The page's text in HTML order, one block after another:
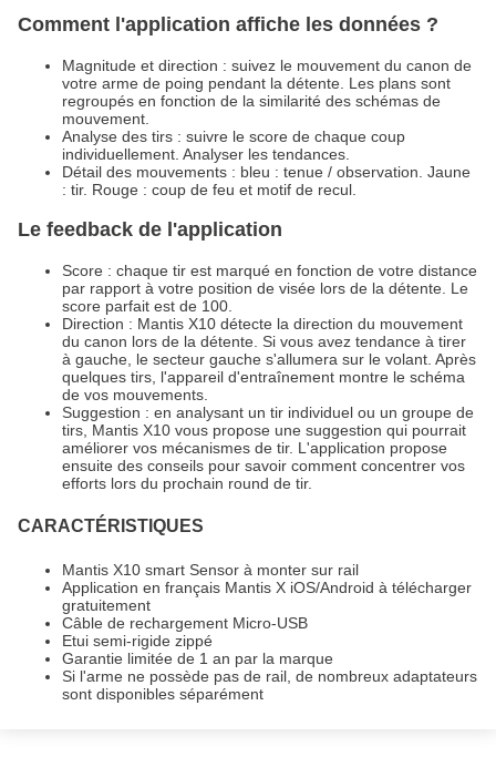
Comment l'application affiche les données ?
Magnitude et direction : suivez le mouvement du canon de
votre arme de poing pendant la détente. Les plans sont
regroupés en fonction de la similarité des schémas de
mouvement.
Analyse des tirs : suivre le score de chaque coup
individuellement. Analyser les tendances.
Détail des mouvements : bleu : tenue / observation. Jaune
: tir. Rouge : coup de feu et motif de recul.
Le feedback de l'application
Score : chaque tir est marqué en fonction de votre distance
par rapport à votre position de visée lors de la détente. Le
score parfait est de 100.
Direction : Mantis X10 détecte la direction du mouvement
du canon lors de la détente. Si vous avez tendance à tirer
à gauche, le secteur gauche s'allumera sur le volant. Après
quelques tirs, l'appareil d'entraînement montre le schéma
de vos mouvements.
Suggestion : en analysant un tir individuel ou un groupe de
tirs, Mantis X10 vous propose une suggestion qui pourrait
améliorer vos mécanismes de tir. L'application propose
ensuite des conseils pour savoir comment concentrer vos
efforts lors du prochain round de tir.
CARACTÉRISTIQUES
Mantis X10 smart Sensor à monter sur rail
Application en français Mantis X iOS/Android à télécharger
gratuitement
Câble de rechargement Micro-USB
Etui semi-rigide zippé
Garantie limitée de 1 an par la marque
Si l'arme ne possède pas de rail, de nombreux adaptateurs
sont disponibles séparément